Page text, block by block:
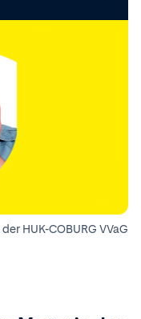
HUK-COBURG VVaG